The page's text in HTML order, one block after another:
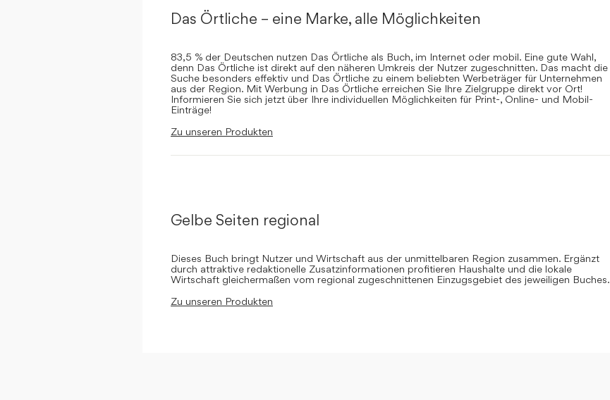
Das Örtliche – eine Marke, alle Möglichkeiten
83,5 % der Deutschen nutzen Das Örtliche als Buch, im Internet oder mobil. Eine gute Wahl,
denn Das Örtliche ist direkt auf den näheren Umkreis der Nutzer zugeschnitten. Das macht die
Suche besonders effektiv und Das Örtliche zu einem beliebten Werbeträger für Unternehmen
aus der Region. Mit Werbung in Das Örtliche erreichen Sie Ihre Zielgruppe direkt vor Ort!
Informieren Sie sich jetzt über Ihre individuellen Möglichkeiten für Print-, Online- und Mobil-
Einträge!
Zu unseren Produkten
Gelbe Seiten regional
Dieses Buch bringt Nutzer und Wirtschaft aus der unmittelbaren Region zusammen. Ergänzt
durch attraktive redaktionelle Zusatzinformationen profitieren Haushalte und die lokale
Wirtschaft gleichermaßen vom regional zugeschnittenen Einzugsgebiet des jeweiligen Buches.
Zu unseren Produkten